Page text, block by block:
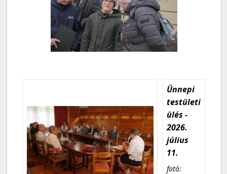
Ünnepi
testületi
ülés -
2026.
július
11.
fotó: